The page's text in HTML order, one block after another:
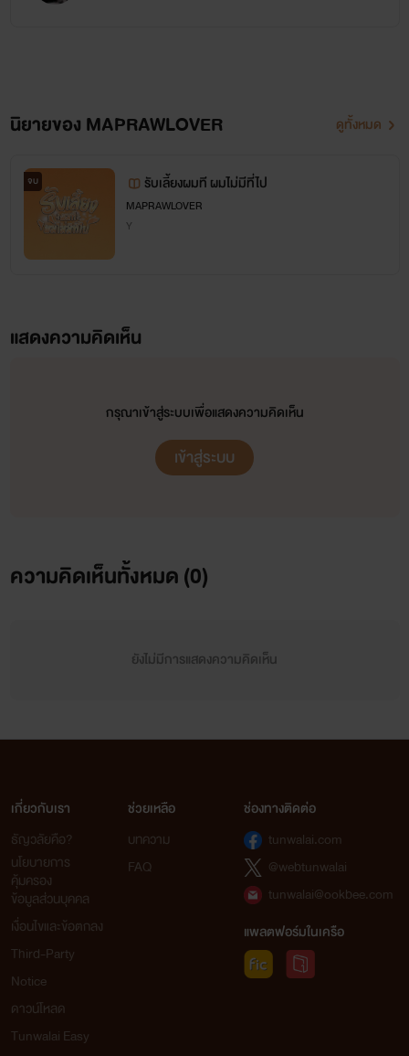
นิยายของ MAPRAWLOVER ดูทั้งหมด
จบ รับเลี้ยงผมที ผมไม่มีที่ไป
MAPRAWLOVER
Y
แสดงความคิดเห็น
กรุณาเข้าสู่ระบบเพื่อแสดงความคิดเห็น
เข้าสู่ระบบ
ความคิดเห็นทั้งหมด (0)
ยังไม่มีการแสดงความคิดเห็น
เกี่ยวกับเรา
ธัญวลัยคือ?
นโยบายการ
คุ้มครอง
ข้อมูลส่วนบุคคล
เงื่อนไขและข้อตกลง
Third-Party
Notice
ดาวน์โหลด
Tunwalai Easy
ช่วยเหลือ
บทความ
FAQ
ช่องทางติดต่อ
tunwalai.com
@webtunwalai
tunwalai@ookbee.com
แพลตฟอร์มในเครือ